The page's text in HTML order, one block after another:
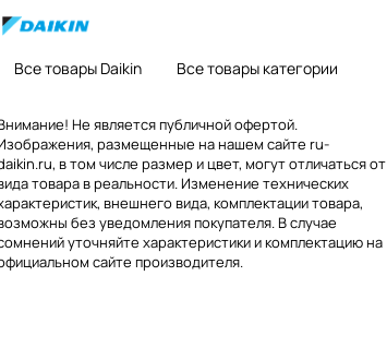
Все товары Daikin Все товары категории
Не является публичной офертой.
размещенные на нашем сайте ru-
в том числе размер и цвет, могут отличаться от
товара в реальности. Изменение технических
внешнего вида, комплектации товара,
без уведомления покупателя. В случае
уточняйте характеристики и комплектацию на
сайте производителя.